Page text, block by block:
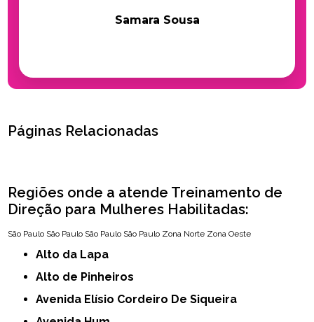
Samara Sousa
Páginas Relacionadas
Regiões onde a atende Treinamento de
Direção para Mulheres Habilitadas:
São Paulo São Paulo São Paulo São Paulo Zona Norte Zona Oeste
Alto da Lapa
Alto de Pinheiros
Avenida Elísio Cordeiro De Siqueira